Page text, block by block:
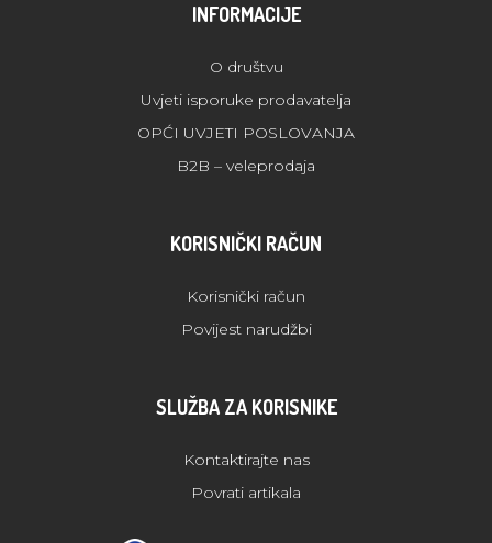
INFORMACIJE
O društvu
Uvjeti isporuke prodavatelja
OPĆI UVJETI POSLOVANJA
B2B – veleprodaja
KORISNIČKI RAČUN
Korisnički račun
Povijest narudžbi
SLUŽBA ZA KORISNIKE
Kontaktirajte nas
Povrati artikala